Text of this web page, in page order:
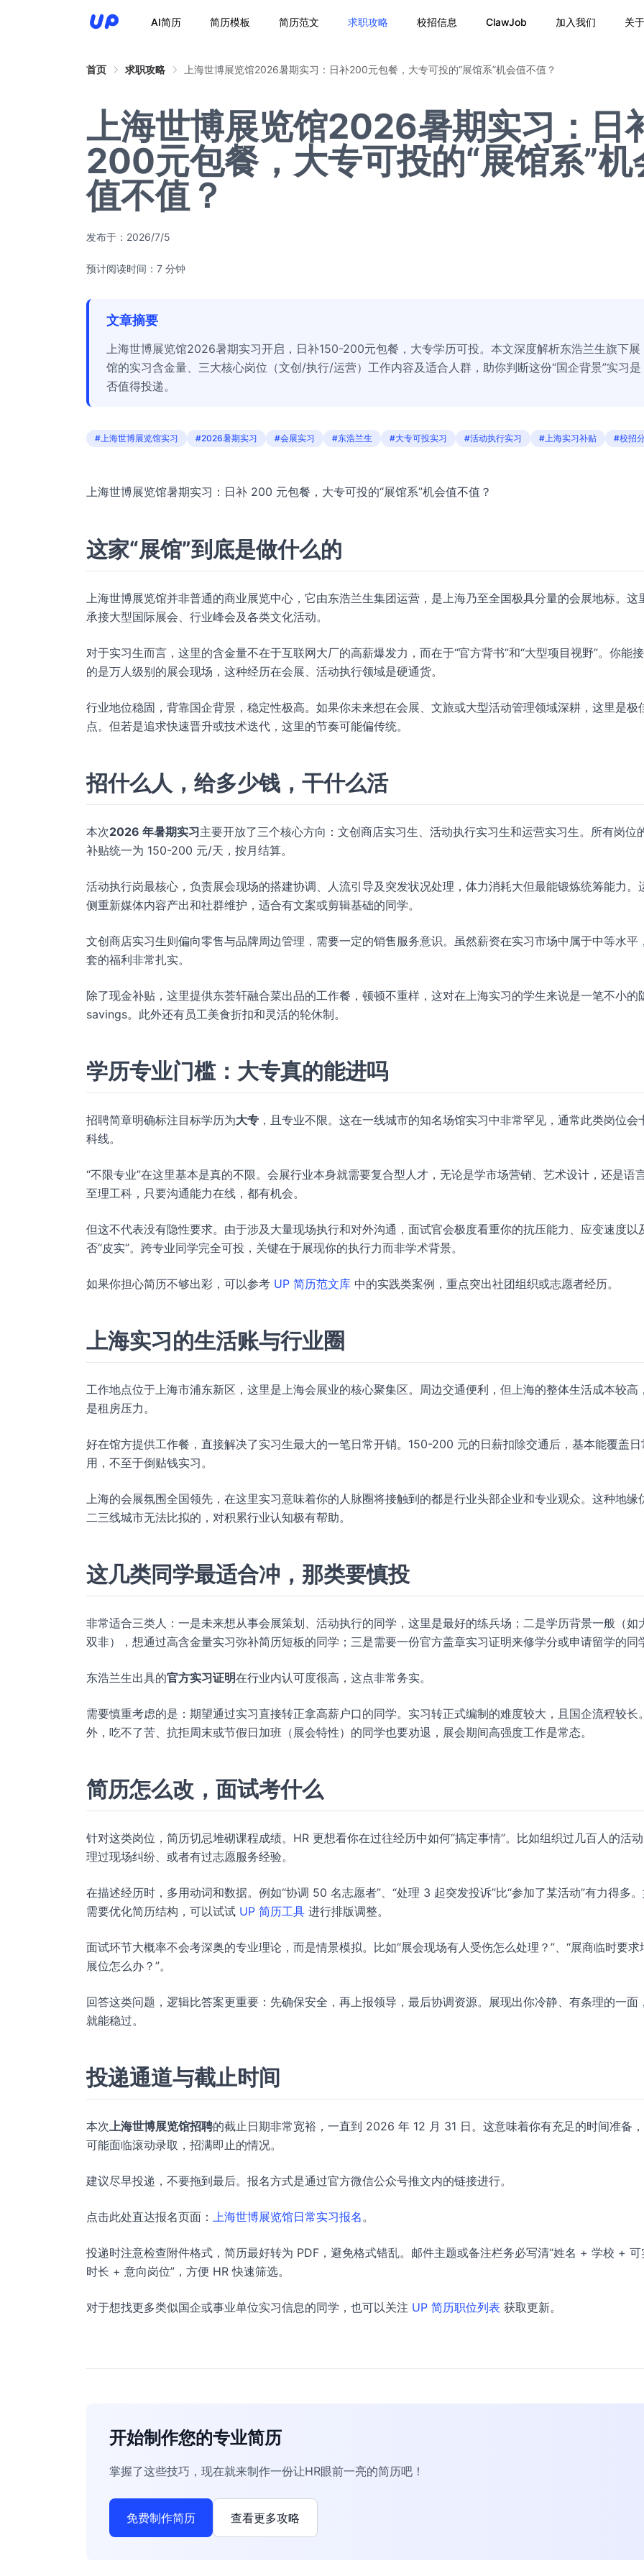
AI简历 简历模板 简历范文 求职攻略 校招信息 ClawJob 加入我们 关
首页 求职攻略 上海世博展览馆2026暑期实习：日补200元包餐，大专可投的“展馆系”机会值不值？
上海世博展览馆2026暑期实习：日
200元包餐，大专可投的“展馆系”机
值不值？
发布于： 2026/7/5
预计阅读时间：7 分钟
文章摘要
上海世博展览馆2026暑期实习开启，日补150-200元包餐，大专学历可投。本文深度解析东浩兰生旗下展
馆的实习含金量、三大核心岗位（文创/执行/运营）工作内容及适合人群，助你判断这份“国企背景”实习是
否值得投递。
#上海世博展览馆实习 #2026暑期实习 #会展实习 #东浩兰生 #大专可投实习 #活动执行实习 #上海实习补贴 #校招
上海世博展览馆暑期实习：日补 200 元包餐，大专可投的“展馆系”机会值不值？
这家“展馆”到底是做什么的
上海世博展览馆并非普通的商业展览中心，它由东浩兰生集团运营，是上海乃至全国极具分量的会展地标。这
承接大型国际展会、行业峰会及各类文化活动。
对于实习生而言，这里的含金量不在于互联网大厂的高薪爆发力，而在于“官方背书”和“大型项目视野”。你能
的是万人级别的展会现场，这种经历在会展、活动执行领域是硬通货。
行业地位稳固，背靠国企背景，稳定性极高。如果你未来想在会展、文旅或大型活动管理领域深耕，这里是极
点。但若是追求快速晋升或技术迭代，这里的节奏可能偏传统。
招什么人，给多少钱，干什么活
本次2026 年暑期实习主要开放了三个核心方向：文创商店实习生、活动执行实习生和运营实习生。所有岗位
补贴统一为 150-200 元/天，按月结算。
活动执行岗最核心，负责展会现场的搭建协调、人流引导及突发状况处理，体力消耗大但最能锻炼统筹能力。
侧重新媒体内容产出和社群维护，适合有文案或剪辑基础的同学。
文创商店实习生则偏向零售与品牌周边管理，需要一定的销售服务意识。虽然薪资在实习市场中属于中等水平
套的福利非常扎实。
除了现金补贴，这里提供东荟轩融合菜出品的工作餐，顿顿不重样，这对在上海实习的学生来说是一笔不小的
savings。此外还有员工美食折扣和灵活的轮休制。
学历专业门槛：大专真的能进吗
招聘简章明确标注目标学历为大专 ，且专业不限。这在一线城市的知名场馆实习中非常罕见，通常此类岗位会
科线。
“不限专业”在这里基本是真的不限。会展行业本身就需要复合型人才，无论是学市场营销、艺术设计，还是语
至理工科，只要沟通能力在线，都有机会。
但这不代表没有隐性要求。由于涉及大量现场执行和对外沟通，面试官会极度看重你的抗压能力、应变速度以
否“皮实”。跨专业同学完全可投，关键在于展现你的执行力而非学术背景。
如果你担心简历不够出彩，可以参考 UP 简历范文库 中的实践类案例，重点突出社团组织或志愿者经历。
上海实习的生活账与行业圈
工作地点位于上海市浦东新区，这里是上海会展业的核心聚集区。周边交通便利，但上海的整体生活成本较高
是租房压力。
好在馆方提供工作餐，直接解决了实习生最大的一笔日常开销。150-200 元的日薪扣除交通后，基本能覆盖日
用，不至于倒贴钱实习。
上海的会展氛围全国领先，在这里实习意味着你的人脉圈将接触到的都是行业头部企业和专业观众。这种地缘
二三线城市无法比拟的，对积累行业认知极有帮助。
这几类同学最适合冲，那类要慎投
非常适合三类人：一是未来想从事会展策划、活动执行的同学，这里是最好的练兵场；二是学历背景一般（如
双非），想通过高含金量实习弥补简历短板的同学；三是需要一份官方盖章实习证明来修学分或申请留学的同
东浩兰生出具的官方实习证明在行业内认可度很高，这点非常务实。
需要慎重考虑的是：期望通过实习直接转正拿高薪户口的同学。实习转正式编制的难度较大，且国企流程较长
外，吃不了苦、抗拒周末或节假日加班（展会特性）的同学也要劝退，展会期间高强度工作是常态。
简历怎么改，面试考什么
针对这类岗位，简历切忌堆砌课程成绩。HR 更想看你在过往经历中如何“搞定事情”。比如组织过几百人的活
理过现场纠纷、或者有过志愿服务经验。
在描述经历时，多用动词和数据。例如“协调 50 名志愿者”、“处理 3 起突发投诉”比“参加了某活动”有力得多
需要优化简历结构，可以试试 UP 简历工具 进行排版调整。
面试环节大概率不会考深奥的专业理论，而是情景模拟。比如“展会现场有人受伤怎么处理？”、“展商临时要求
展位怎么办？”。
回答这类问题，逻辑比答案更重要：先确保安全，再上报领导，最后协调资源。展现出你冷静、有条理的一面
就能稳过。
投递通道与截止时间
本次上海世博展览馆招聘的截止日期非常宽裕，一直到 2026 年 12 月 31 日。这意味着你有充足的时间准备
可能面临滚动录取，招满即止的情况。
建议尽早投递，不要拖到最后。报名方式是通过官方微信公众号推文内的链接进行。
点击此处直达报名页面： 上海世博展览馆日常实习报名。
投递时注意检查附件格式，简历最好转为 PDF，避免格式错乱。邮件主题或备注栏务必写清“姓名 + 学校 + 可
时长 + 意向岗位”，方便 HR 快速筛选。
对于想找更多类似国企或事业单位实习信息的同学，也可以关注 UP 简历职位列表 获取更新。
开始制作您的专业简历
掌握了这些技巧，现在就来制作一份让HR眼前一亮的简历吧！
免费制作简历 查看更多攻略